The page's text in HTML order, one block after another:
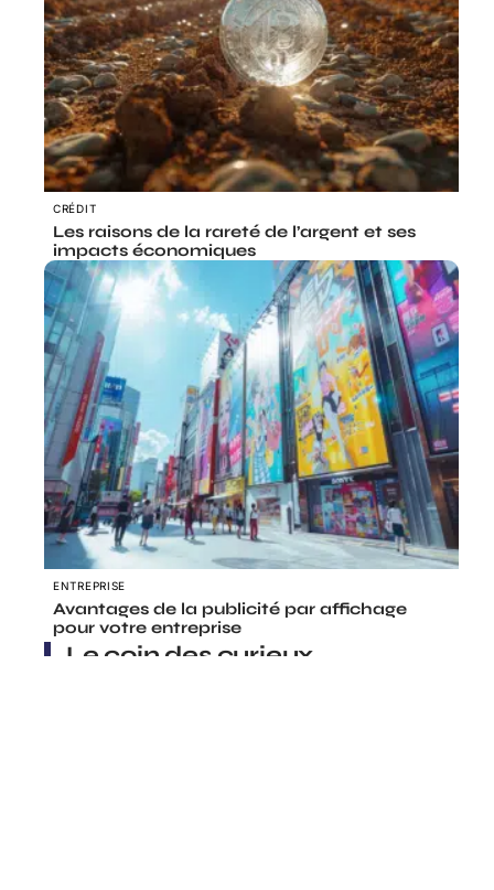
CRÉDIT
Les raisons de la rareté de l’argent et ses
impacts économiques
ENTREPRISE
Avantages de la publicité par affichage
pour votre entreprise
Le coin des curieux